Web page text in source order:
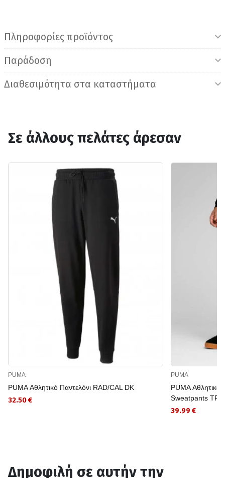
Πληροφορίες προϊόντος
Παράδοση
Διαθεσιμότητα στα καταστήματα
Σε άλλους πελάτες άρεσαν
PUMA
PUMA Αθλητικό Παντελόνι RAD/CAL DK
32.50 €
PUMA
PUMA Αθλητικό
Sweatpants TR
39.99 €
Δημοφιλή σε αυτήν την